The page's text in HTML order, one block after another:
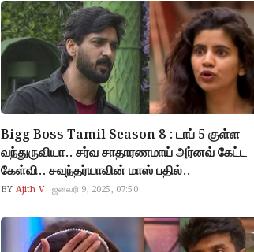
Bigg Boss Tamil Season 8 : டாப் 5 குள்ள
வந்துருவியா.. சர்வ சாதாரணமாய் அர்னவ் கேட்ட
கேள்வி.. சவுந்தர்யாவின் மாஸ் பதில்..
BY Ajith V ஜனவரி 9, 2025, 07:50